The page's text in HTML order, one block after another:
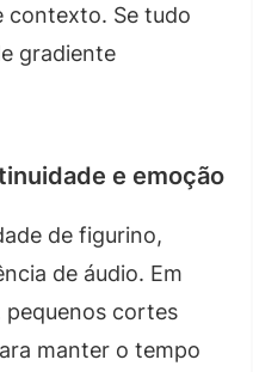
contexto. Se tudo
gradiente
e emoção
de figurino,
de áudio. Em
cortes
manter o tempo